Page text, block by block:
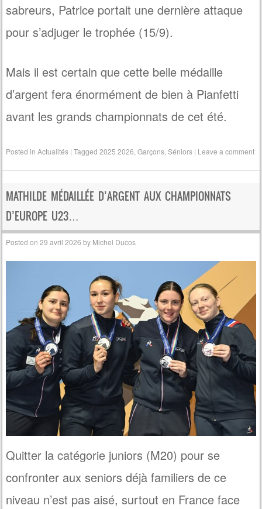
sabreurs, Patrice portait une dernière attaque
pour s’adjuger le trophée (15/9).
Mais il est certain que cette belle médaille
d’argent fera énormément de bien à Pianfetti
avant les grands championnats de cet été.
Posted inActualités |Tagged2025 2026 ,Garçons ,Séniors | Leave a comment
MATHILDE MÉDAILLÉE D’ARGENT AUX CHAMPIONNATS
D’EUROPE U23…
Posted on29 avril 2026 by Michel Ducos
Quitter la catégorie juniors (M20) pour se
confronter aux seniors déjà familiers de ce
niveau n’est pas aisé, surtout en France face